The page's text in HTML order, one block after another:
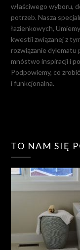
właściwego wyboru,
potrzeb. Nasza
łazienkowych,
kwestii związanej z
rozwiązanie dylematu
mnóstwo inspiracji i
Podpowiemy, co
i funkcjonalna.
TO NAM SIĘ